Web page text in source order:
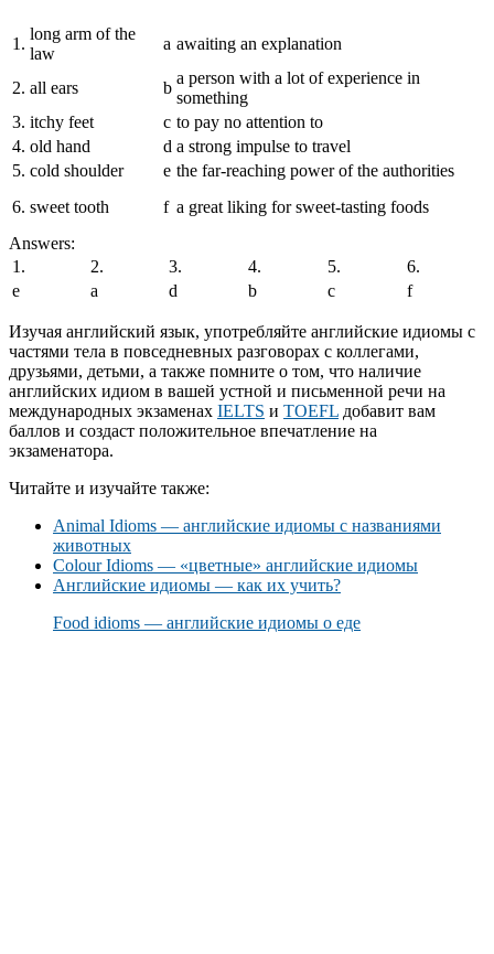
1.
long arm of the
law
a awaiting an explanation
2. all ears b
a person with a lot of experience in
something
3. itchy feet c to pay no attention to
4. old hand d a strong impulse to travel
5. cold shoulder e the far-reaching power of the authorities
6. sweet tooth f a great liking for sweet-tasting foods
Answers:
1.
2. 3. 4. 5.
6.
e
a d b c f
Изучая английский язык, употребляйте английские идиомы с
частями тела в повседневных разговорах с коллегами,
друзьями, детьми, а также помните о том, что наличие
английских идиом в вашей устной и письменной речи на
международных экзаменах IELTS и TOEFL добавит вам
баллов и создаст положительное впечатление на
экзаменатора.
Читайте и изучайте также:
Animal Idioms — английские идиомы с названиями
животных
Colour Idioms — «цветные» английские идиомы
Английские идиомы — как их учить?
Food idioms — английские идиомы о еде